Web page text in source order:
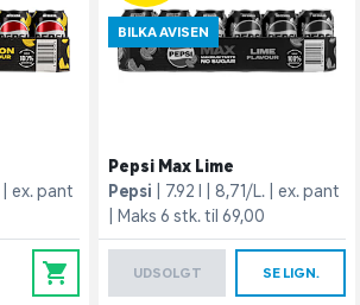
ex. pant
0
BILKA AVISEN
Pepsi Max Lime
Pepsi
7.92 l 8,71/L.
ex. pant
Maks 6 stk. til 69,00
UDSOLGT SE LIGN.